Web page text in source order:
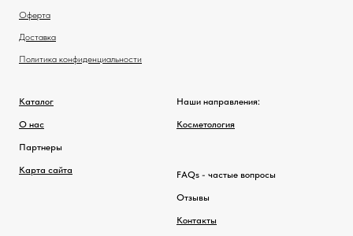
Оферта
Доставка
Политика конфиденциальности
Каталог
О нас
Партнеры
Карта сайта
Наши направления:
Косметология
FAQs - частые вопросы
Отзывы
Контакты